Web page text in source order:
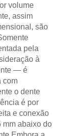
volume
assim
são
pela
à
— é
com
o dente
é por
e conexão
mm abaixo do